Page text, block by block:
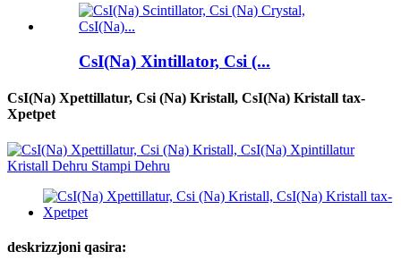
CsI(Na) Xintillator, Csi (...
CsI(Na) Xpettillatur, Csi (Na) Kristall, CsI(Na) Kristall tax-
Xpetpet
deskrizzjoni qasira: